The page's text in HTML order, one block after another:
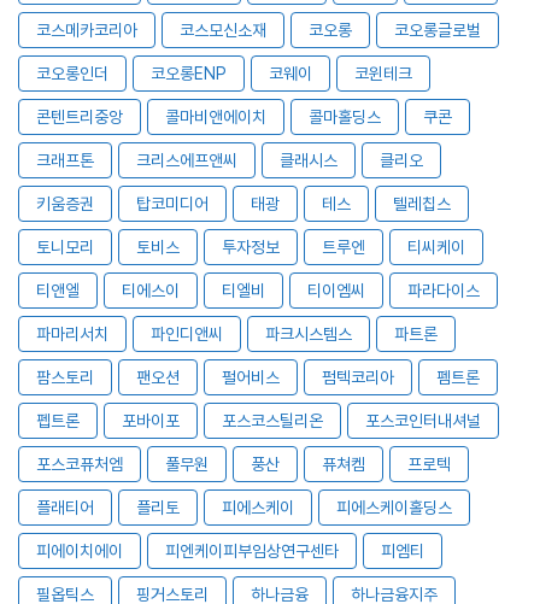
코스메카코리아 코스모신소재 코오롱 코오롱글로벌
코오롱인더 코오롱ENP 코웨이 코윈테크
콘텐트리중앙 콜마비앤에이치 콜마홀딩스 쿠콘
크래프톤 크리스에프앤씨 클래시스 클리오
키움증권 탑코미디어 태광 테스 텔레칩스
토니모리 토비스 투자정보 트루엔 티씨케이
티앤엘 티에스이 티엘비 티이엠씨 파라다이스
파마리서치 파인디앤씨 파크시스템스 파트론
팜스토리 팬오션 펄어비스 펌텍코리아 펨트론
펩트론 포바이포 포스코스틸리온 포스코인터내셔널
포스코퓨처엠 풀무원 풍산 퓨쳐켐 프로텍
플래티어 플리토 피에스케이 피에스케이홀딩스
피에이치에이 피엔케이피부임상연구센타 피엠티
필옵틱스 핑거스토리 하나금융 하나금융지주